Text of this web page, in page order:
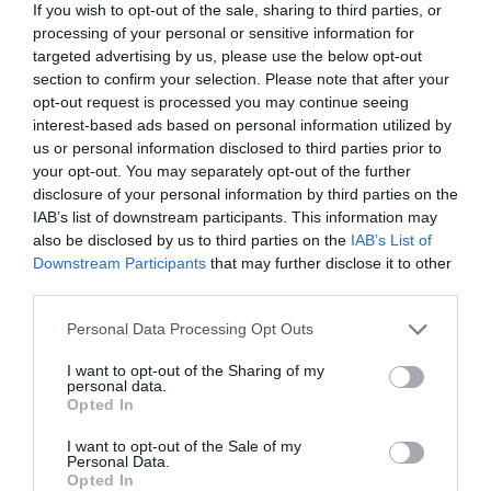
If you wish to opt-out of the sale, sharing to third parties, or
processing of your personal or sensitive information for
targeted advertising by us, please use the below opt-out
section to confirm your selection. Please note that after your
opt-out request is processed you may continue seeing
interest-based ads based on personal information utilized by
us or personal information disclosed to third parties prior to
your opt-out. You may separately opt-out of the further
disclosure of your personal information by third parties on the
IAB’s list of downstream participants. This information may
also be disclosed by us to third parties on the IAB’s List of
Downstream Participants that may further disclose it to other
Personal Data Processing Opt Outs
I want to opt-out of the Sharing of my
personal data.
Opted In
I want to opt-out of the Sale of my
Personal Data.
Opted In
internaţional emis de România se aflau în Italia.
În acelaşi an, potrivit datelor Ministerului de Interne,
românii au comis 107 tentative de omor, 2.211 de
vătămări corporale, 21 de abuzuri sexuale asupra
unor minori, 12.572 de furturi, în creştere faţă de cele
12.371 din anul anterior, 1.302 jafuri, 1.135 de
infracţiuni informatice. Pentru droguri au fost
efectuate 470 de denunţuri sau arestări şi 602
Încă din 2004 românii erau pe primul loc printre
străinica număr de omoruri calificate, furturi din